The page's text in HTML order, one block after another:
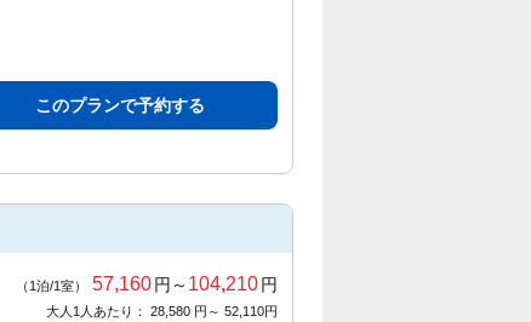
このプランで予約する
（1泊/1室） 57,160円～ 104,210円
大人1人あたり： 28,580 円～ 52,110円